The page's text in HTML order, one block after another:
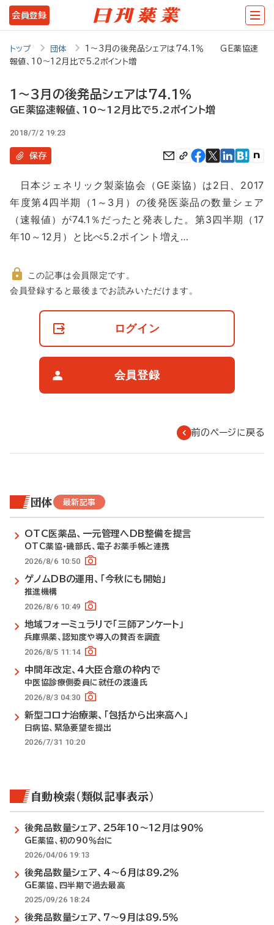
メ
イ
テ
ツ
に
動
会員登録
トップ 団体
1～3月の後発品シェアは74.1％ GE薬協速
報値、10～12月比で5.2ポイント増
1～3月の後発品シェアは74.1％
GE薬協速報値、10～12月比で5.2ポイント増
2018/7/2 19:23
保存
日本ジェネリック製薬協会（GE薬協）は2日、2017
年度第4四半期（1～3月）の後発医薬品の数量シェア
（速報値）が74.1％だったと発表した。第3四半期（17
年10～12月）と比べ5.2ポイント増え…
非
この記事は会員限定です。
会員登録すると最後までお読みいただけます。
ログイン
会員登録
前のページに戻る
団体 最新記事
OTC医薬品、一元管理へDB整備を提言
OTC薬協・磯部氏、電子お薬手帳と連携
2026/8/6 10:50
ゲノムDBの運用、「今秋にも開始」
推進機構
2026/8/6 10:49
地域フォーミュラリで「三師アンケート」
兵庫県薬、認知度や導入の賛否を調査
2026/8/5 11:14
中間年改定、4大臣合意の枠内で
中医協診療側委員に就任の渡邊氏
2026/8/3 04:30
新型コロナ治療薬、「包括から出来高へ」
日病協、緊急要望を提出
2026/7/31 10:20
自動検索（類似記事表示）
後発品数量シェア、25年10～12月は90％
GE薬協、初の90％台に
2026/04/06 19:13
後発品数量シェア、4～6月は89.2％
GE薬協、四半期で過去最高
2025/09/26 18:24
後発品数量シェア、7～9月は89.5％